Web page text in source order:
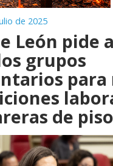
de 2025
León pide
grupos
de piso